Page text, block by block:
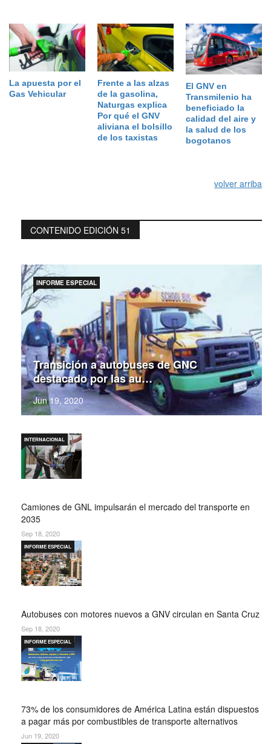
La apuesta por el
Gas Vehicular
Frente a las alzas
de la gasolina,
Naturgas explica
Por qué el GNV
aliviana el bolsillo
de los taxistas
El GNV en
Transmilenio ha
beneficiado la
calidad del aire y
la salud de los
bogotanos
volver arriba
CONTENIDO EDICIÓN 51
Transición a autobuses de GNC
destacado por las au…
Jun 19, 2020
INFORME ESPECIAL
Camiones de GNL impulsarán el mercado del transporte en
2035
INTERNACIONAL
Sep 18, 2020
Autobuses con motores nuevos a GNV circulan en Santa Cruz
INFORME ESPECIAL
Sep 18, 2020
73% de los consumidores de América Latina están dispuestos
a pagar más por combustibles de transporte alternativos
INFORME ESPECIAL
Jun 19, 2020